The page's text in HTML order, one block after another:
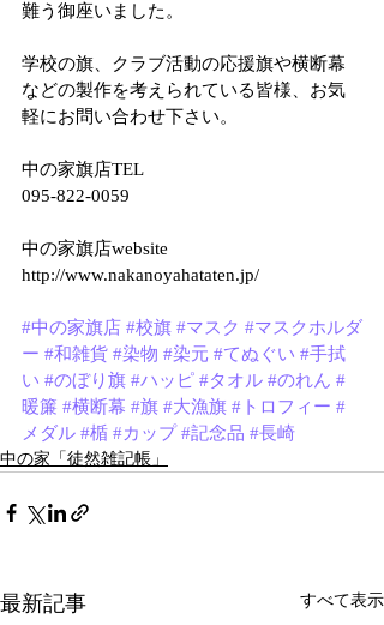
難う御座いました。
学校の旗、クラブ活動の応援旗や横断幕
などの製作を考えられている皆様、お気
軽にお問い合わせ下さい。
中の家旗店TEL
095-822-0059
中の家旗店website
http://www.nakanoyahataten.jp/
#中の家旗店 #校旗 #マスク #マスクホルダ
ー #和雑貨 #染物 #染元 #てぬぐい #手拭
い #のぼり旗 #ハッピ #タオル #のれん #
暖簾 #横断幕 #旗 #大漁旗 #トロフィー #
メダル #楯 #カップ #記念品 #長崎
中の家「徒然雑記帳」
最新記事 すべて表示